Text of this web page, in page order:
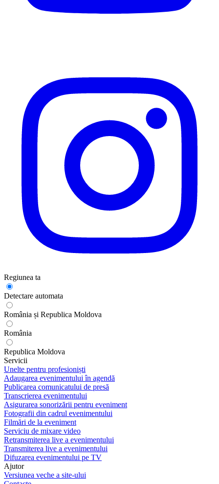
Regiunea ta
Detectare automata
România și Republica Moldova
România
Republica Moldova
Servicii
Unelte pentru profesioniști
Adaugarea evenimentului în agendă
Publicarea comunicatului de presă
Transcrierea evenimentului
Asigurarea sonorizării pentru eveniment
Fotografii din cadrul evenimentului
Filmări de la eveniment
Serviciu de mixare video
Retransmiterea live a evenimentului
Transmiterea live a evenimentului
Difuzarea evenimentului pe TV
Ajutor
Versiunea veche a site-ului